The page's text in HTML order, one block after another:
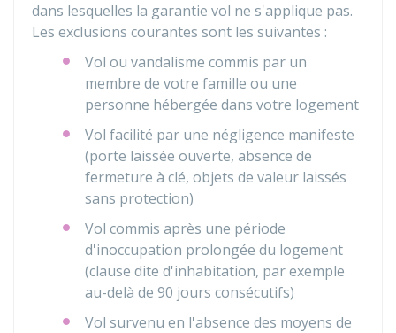
dans lesquelles la garantie vol ne s'applique pas.
Les exclusions courantes sont les suivantes :
Vol ou vandalisme commis par un
membre de votre famille ou une
personne hébergée dans votre logement
Vol facilité par une négligence manifeste
(porte laissée ouverte, absence de
fermeture à clé, objets de valeur laissés
sans protection)
Vol commis après une période
d'inoccupation prolongée du logement
(clause dite d'inhabitation, par exemple
au-delà de 90 jours consécutifs)
Vol survenu en l'absence des moyens de